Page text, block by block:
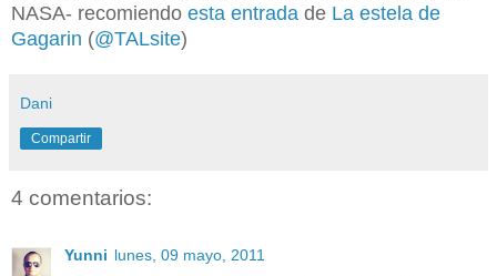
NASA- recomiendo esta entrada de La estela de
Gagarin (@TALsite)
Dani
Compartir
4 comentarios:
Yunni lunes, 09 mayo, 2011